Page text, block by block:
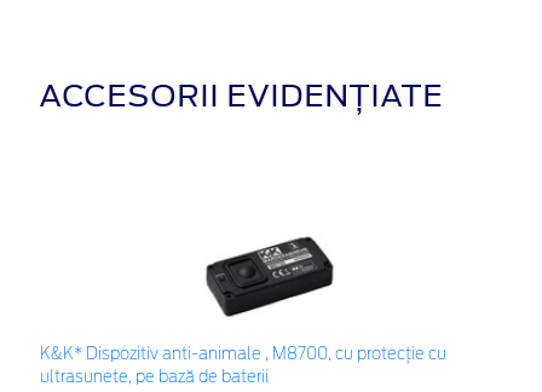
ACCESORII EVIDENȚIATE
K&K* Dispozitiv anti-animale , M8700, cu protecție cu
ultrasunete, pe bază de baterii